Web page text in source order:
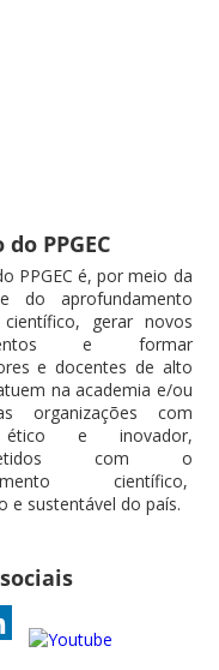
PPGEC
PPGEC é, por meio da
do aprofundamento
gerar novos
e formar
e docentes de alto
na academia e/ou
organizações com
ético e inovador,
com o
científico,
e sustentável do país.